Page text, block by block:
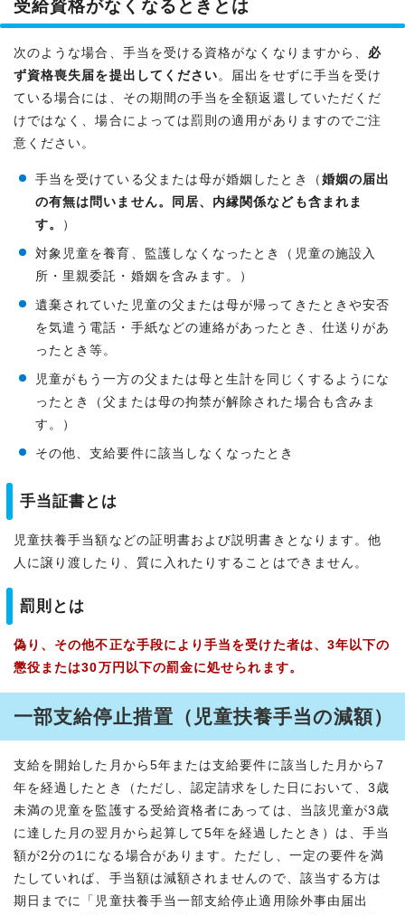
受給資格がなくなるときとは
次のような場合、手当を受ける資格がなくなりますから、 必
ず資格喪失届を提出してください。届出をせずに手当を受け
ている場合には、その期間の手当を全額返還していただくだ
けではなく、場合によっては罰則の適用がありますのでご注
意ください。
手当を受けている父または母が婚姻したとき（婚姻の届出
の有無は問いません。同居、内縁関係なども含まれま
す。
）
対象児童を養育、監護しなくなったとき（児童の施設入
所・里親委託・婚姻を含みます。）
遺棄されていた児童の父または母が帰ってきたときや安否
を気遣う電話・手紙などの連絡があったとき、仕送りがあ
ったとき等。
児童がもう一方の父または母と生計を同じくするようにな
ったとき（父または母の拘禁が解除された場合も含みま
す。）
その他、支給要件に該当しなくなったとき
手当証書とは
児童扶養手当額などの証明書および説明書きとなります。他
人に譲り渡したり、質に入れたりすることはできません。
罰則とは
偽り、その他不正な手段により手当を受けた者は、3年以下の
懲役または30万円以下の罰金に処せられます。
一部支給停止措置（児童扶養手当の減額）
支給を開始した月から5年または支給要件に該当した月から7
年を経過したとき（ただし、認定請求をした日において、3歳
未満の児童を監護する受給資格者にあっては、当該児童が3歳
に達した月の翌月から起算して5年を経過したとき）は、手当
額が2分の1になる場合があります。ただし、一定の要件を満
たしていれば、手当額は減額されませんので、該当する方は
期日までに「児童扶養手当一部支給停止適用除外事由届出